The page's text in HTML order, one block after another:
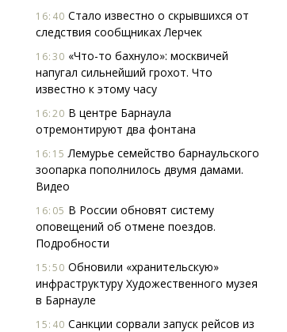
16:40 Стало известно о скрывшихся от
следствия сообщниках Лерчек
16:30 «Что-то бахнуло»: москвичей
напугал сильнейший грохот. Что
известно к этому часу
16:20 В центре Барнаула
отремонтируют два фонтана
16:15 Лемурье семейство барнаульского
зоопарка пополнилось двумя дамами.
Видео
16:05 В России обновят систему
оповещений об отмене поездов.
Подробности
15:50 Обновили «хранительскую»
инфраструктуру Художественного музея
в Барнауле
15:40 Санкции сорвали запуск рейсов из